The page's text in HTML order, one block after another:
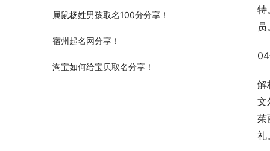
特
解
文
茱
礼
属鼠杨姓男孩取名100分分享！
宿州起名网分享！
淘宝如何给宝贝取名分享！